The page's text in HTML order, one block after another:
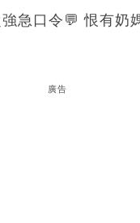
急口令💬 恨有奶
廣告